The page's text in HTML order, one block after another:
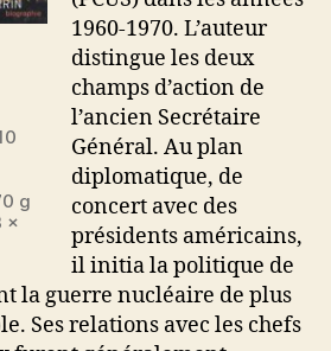
g
x
1960-1970. L’auteur
distingue les deux
champs d’action de
l’ancien Secrétaire
Général. Au plan
diplomatique, de
concert avec des
présidents américains,
il initia la politique de
la guerre nucléaire de plus
Ses relations avec les chefs